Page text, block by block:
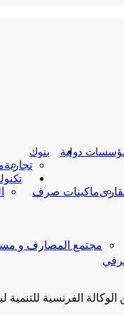
دولية بنوك
تجارية
ماكينات صرف
مجتمع المصارف و